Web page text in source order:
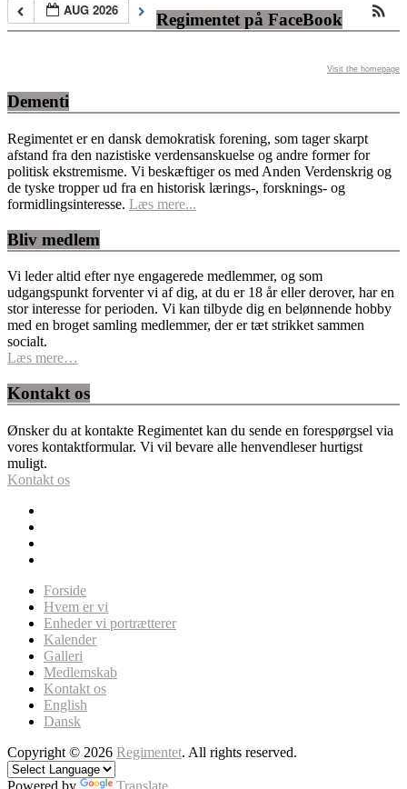
AUG 2026
Regimentet på FaceBook
Visit the homepage
Dementi
Regimentet er en dansk demokratisk forening, som tager skarpt
afstand fra den nazistiske verdensanskuelse og andre former for
politisk ekstremisme. Vi beskæftiger os med Anden Verdenskrig og
de tyske tropper ud fra en historisk lærings-, forsknings- og
formidlingsinteresse. Læs mere...
Bliv medlem
Vi leder altid efter nye engagerede medlemmer, og som
udgangspunkt forventer vi af dig, at du er 18 år eller derover, har en
stor interesse for perioden. Vi kan tilbyde dig en belønnende hobby
med en broget samling medlemmer, der er tæt strikket sammen
socialt.
Læs mere…
Kontakt os
Ønsker du at kontakte Regimentet kan du sende en forespørgsel via
vores kontaktformular. Vi vil bevare alle henvendleser hurtigst
muligt.
Kontakt os
Forside
Hvem er vi
Enheder vi portrætterer
Kalender
Galleri
Medlemskab
Kontakt os
English
Dansk
Copyright © 2026 Regimentet. All rights reserved.
Powered by Translate